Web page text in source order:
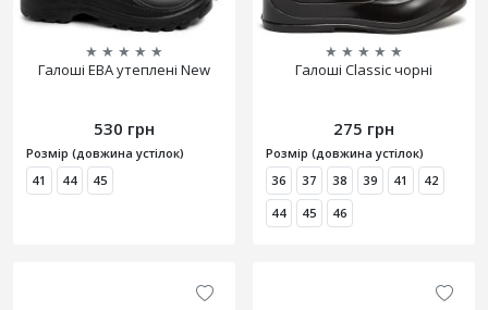
★ ★ ★ ★ ★
Галоші ЕВА утеплені New
530 грн
Розмір (довжина устілок)
41
44 45
★ ★ ★ ★ ★
Галоші Classic чорні
275 грн
Розмір (довжина устілок)
36
37 38 39 41
42
44
45 46